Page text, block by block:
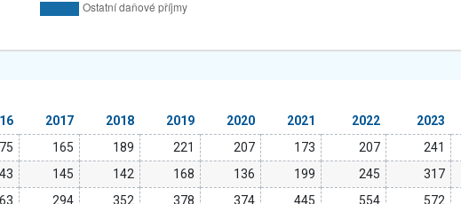
2017 2018 2019 2020 2021 2022 2023
165 189 221 207 173 207 241
145 142 168 136 199 245 317
294 352 378 374 445 554 572